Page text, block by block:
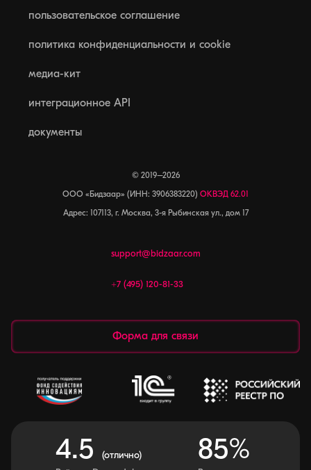
пользовательское соглашение
политика конфиденциальности и cookie
медиа-кит
интеграционное API
документы
© 2019–2026
ООО «Бидзаар» (ИНН: 3906383220) ОКВЭД 62.01
Адрес: 107113, г. Москва, 3-я Рыбинская ул., дом 17
support@bidzaar.com
+7 (495) 120-81-33
Форма для связи
4.5(отлично)
85%